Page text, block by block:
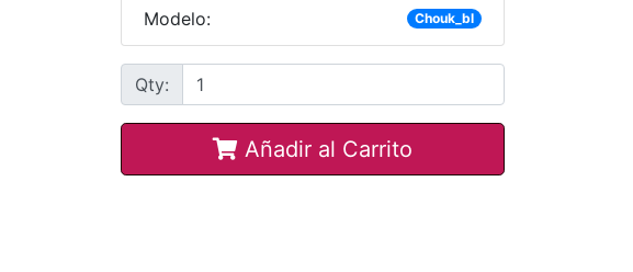
Modelo: Chouk_bl
Qty:
Añadir al Carrito